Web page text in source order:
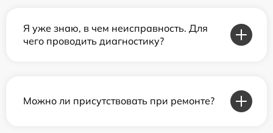
Я уже знаю, в чем неисправность. Для
чего проводить диагностику?
Можно ли присутствовать при ремонте?